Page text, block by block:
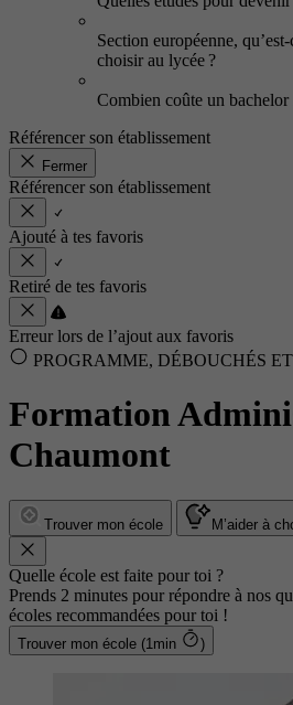
Section européenne,
choisir au lycée ?
Combien coûte un
Référencer son établissement
Fermer
Référencer son établissement
Ajouté à tes favoris
Retiré de tes favoris
Erreur lors de l’ajout aux favoris
PROGRAMME, DÉBOUCHÉS
Formation
Chaumont
Trouver mon école M’aider à
Quelle école est faite pour toi ?
Prends 2 minutes pour répondre à nos
écoles recommandées pour toi !
Trouver mon école (1min )